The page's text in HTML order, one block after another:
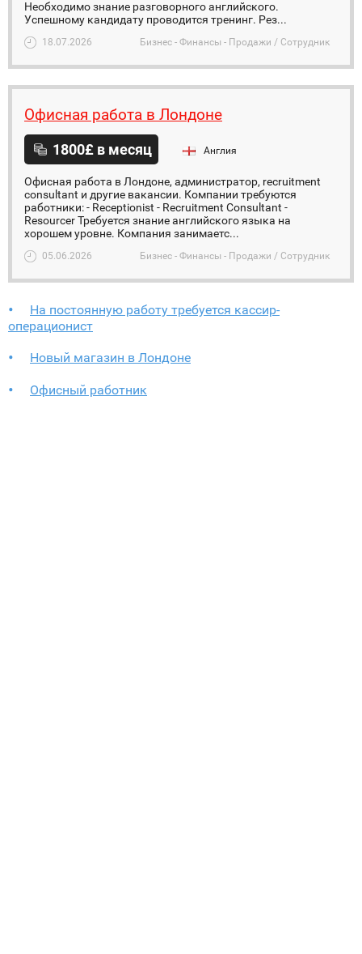
Необходимо знание разговорного английского.
Успешному кандидату проводится тренинг. Рез...
18.07.2026 Бизнес - Финансы - Продажи / Сотрудник
Офисная работа в Лондоне
1800£ в месяц Англия
Офисная работа в Лондоне, администратор, recruitment
consultant и другие вакансии. Компании требуются
работники: - Receptionist - Recruitment Consultant -
Resourcer Требуется знание английского языка на
хорошем уровне. Компания занимаетс...
05.06.2026 Бизнес - Финансы - Продажи / Сотрудник
На постоянную работу требуется кассир-
операционист
Новый магазин в Лондоне
Офисный работник